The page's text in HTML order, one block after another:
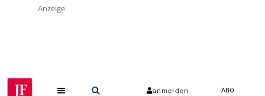
Anzeige
anmelden ABO